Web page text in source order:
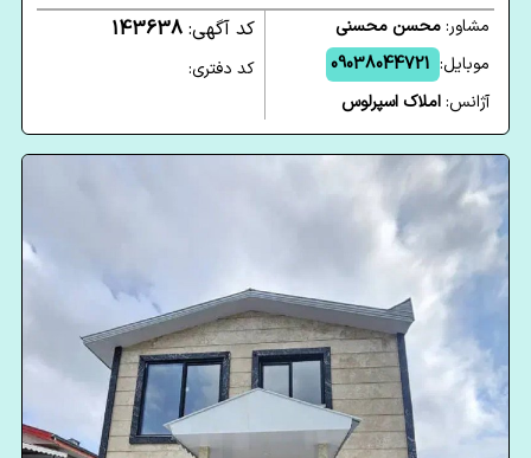
مشاور:محسن محسنی
موبایل: 09038044721
آژانس:املاک اسپرلوس
کد آگهی: 143638
کد دفتری: